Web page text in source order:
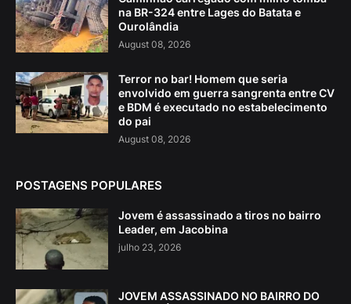
na BR-324 entre Lages do Batata e
Ourolândia
August 08, 2026
Terror no bar! Homem que seria
envolvido em guerra sangrenta entre CV
e BDM é executado no estabelecimento
do pai
August 08, 2026
POSTAGENS POPULARES
Jovem é assassinado a tiros no bairro
Leader, em Jacobina
julho 23, 2026
JOVEM ASSASSINADO NO BAIRRO DO